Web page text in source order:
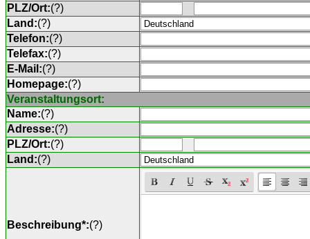
PLZ/Ort:(?)
Land:(?)
Telefon:(?)
Telefax:(?)
E-Mail:(?)
Homepage:(?)
Veranstaltungsort:
Name:(?)
Adresse:(?)
PLZ/Ort:(?)
Land:(?)
Beschreibung*:(?)